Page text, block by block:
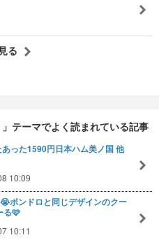
る
」テーマでよく読まれている記事
った1590円日本ハム美ノ国 他
10:09
ボンドロと同じデザインのクー
る🩷
10:11